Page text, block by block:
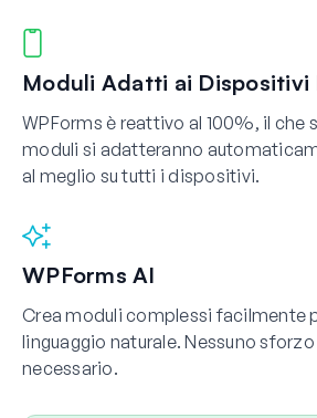
Moduli Adatti ai Dispositivi
WPForms è reattivo al 100%, il che
moduli si adatteranno
al meglio su tutti i dispositivi.
WPForms AI
Crea moduli complessi facilmente
linguaggio naturale. Nessuno
necessario.